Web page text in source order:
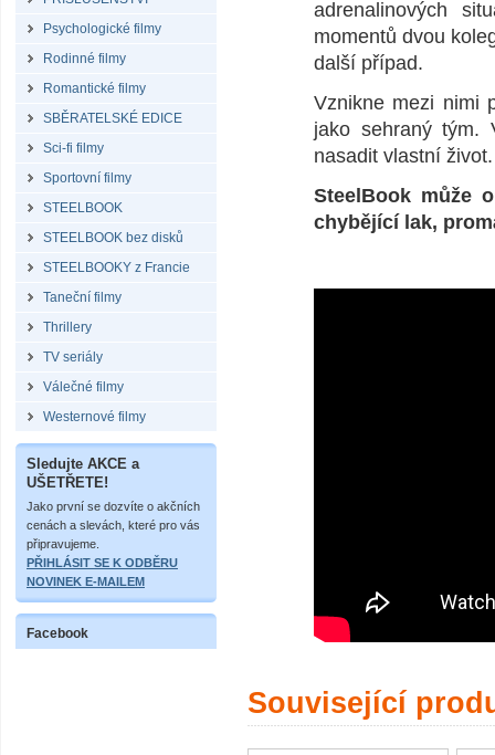
Psychologické filmy
Rodinné filmy
Romantické filmy
SBĚRATELSKÉ EDICE
Sci-fi filmy
Sportovní filmy
STEELBOOK
STEELBOOK bez disků
STEELBOOKY z Francie
Taneční filmy
Thrillery
TV seriály
Válečné filmy
Westernové filmy
Sledujte AKCE a
UŠETŘETE!
Jako první se dozvíte o akčních
cenách a slevách, které pro vás
připravujeme.
PŘIHLÁSIT SE K ODBĚRU
NOVINEK E-MAILEM
Facebook
adrenalinových
momentů dvou
další případ.
Vznikne mezi nimi
jako sehraný tým.
nasadit vlastní
SteelBook může
chybějící lak,
Související